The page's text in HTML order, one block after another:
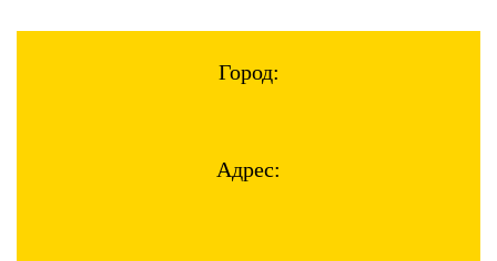
Город:
Адрес: